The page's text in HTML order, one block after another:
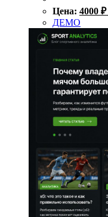
Цена: 4000 ₽
ДЕМО